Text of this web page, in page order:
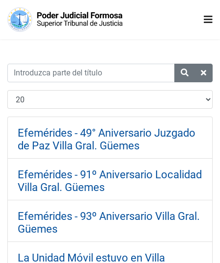
Efemérides - 49° Aniversario Juzgado
de Paz Villa Gral. Güemes
Efemérides - 91º Aniversario Localidad
Villa Gral. Güemes
Efemérides - 93º Aniversario Villa Gral.
Güemes
La Unidad Móvil estuvo en Villa